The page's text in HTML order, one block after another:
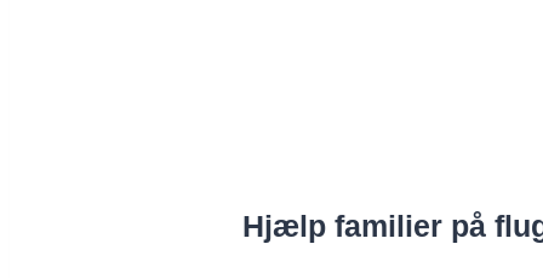
Hjælp familier på